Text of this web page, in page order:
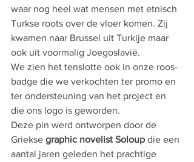
waar nog heel wat mensen met etnisch
Turkse roots over de vloer komen. Zij
kwamen naar Brussel uit Turkije maar
ook uit voormalig Joegoslavië.
We zien het tenslotte ook in onze roos-
badge die we verkochten ter promo en
ter ondersteuning van het project en
die ons logo is geworden.
Deze pin werd ontworpen door de
Griekse graphic novelist Soloup die een
aantal jaren geleden het prachtige